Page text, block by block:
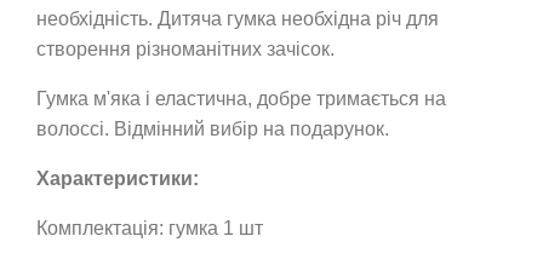
необхідність. Дитяча гумка необхідна річ для
створення різноманітних зачісок.
Гумка м'яка і еластична, добре тримається на
волоссі. Відмінний вибір на подарунок.
Характеристики:
Комплектація: гумка 1 шт